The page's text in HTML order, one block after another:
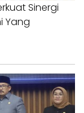
Sinergi
Yang